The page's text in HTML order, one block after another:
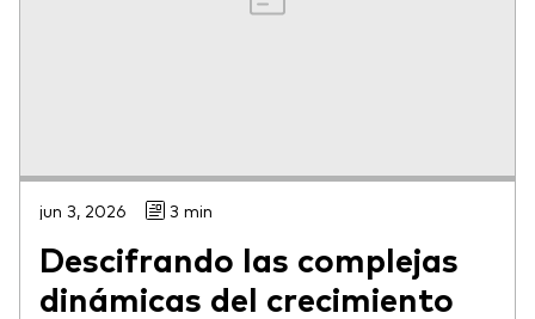
jun 3, 2026 3 min
Descifrando las complejas
dinámicas del crecimiento